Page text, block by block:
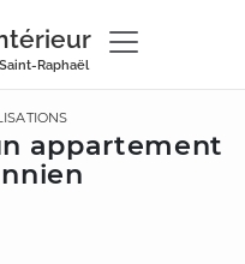
Raphaël
appartement